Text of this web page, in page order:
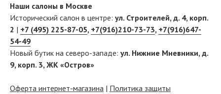
Наши салоны в Москве
Исторический салон в центре: ул. Строителей, д. 4, корп.
2 | +7 (495) 225-87-05, +7(916)210-73-73, +7(916)647-
54-49
Новый бутик на северо-западе: ул. Нижние Мневники, д.
9, корп. 3, ЖК «Остров»
Оферта интернет-магазина | Политика защиты